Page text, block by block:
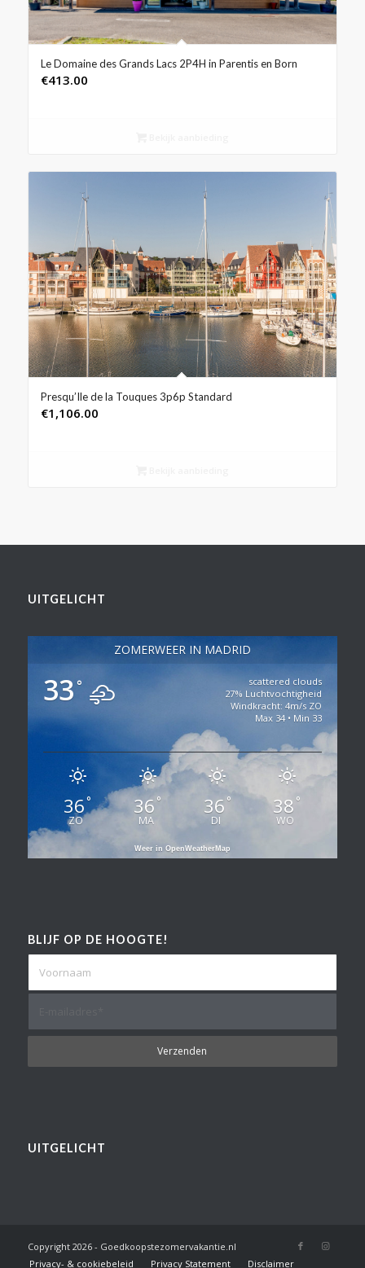
Le Domaine des Grands Lacs 2P4H in Parentis en Born
€413.00
Presqu’Ile de la Touques 3p6p Standard
€1,106.00
UITGELICHT
ZOMERWEER IN MADRID
33°
scattered clouds
27% Luchtvochtigheid
Windkracht: 4m/s ZO
Max 34 • Min 33
36°
ZO
36 °
MA
36 °
DI
38 °
WO
Weer in OpenWeatherMap
BLIJF OP DE HOOGTE!
UITGELICHT
Copyright 2026 - Goedkoopstezomervakantie.nl
Privacy- & cookiebeleid
Privacy Statement Disclaimer